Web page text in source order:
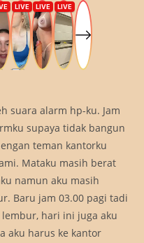
suara alarm hp-ku. Jam
supaya tidak bangun
teman kantorku
Mataku masih berat
namun aku masih
Baru jam 03.00 pagi tadi
hari ini juga aku
aku harus ke kantor